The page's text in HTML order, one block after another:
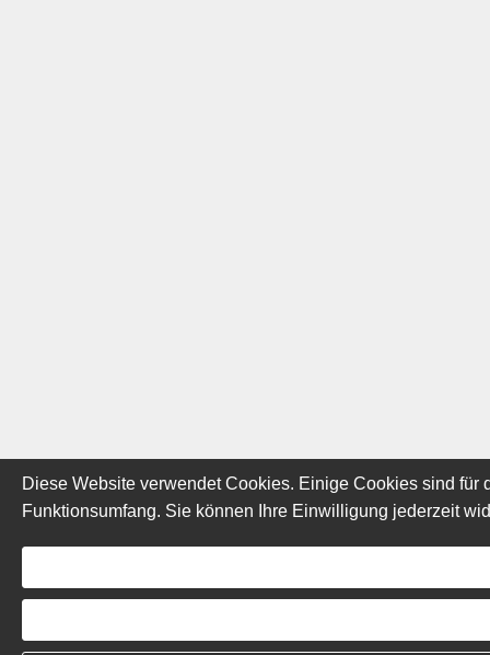
Diese Website verwendet Cookies. Einige Cookies sind
Funktionsumfang. Sie können Ihre Einwilligung jederzeit